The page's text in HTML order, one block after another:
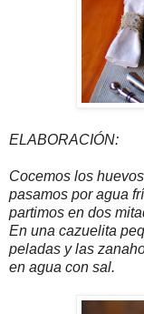
ELABORACIÓN:
Cocemos los
pasamos por agua
partimos en dos
En una cazuelita
peladas y las
en agua con sal.